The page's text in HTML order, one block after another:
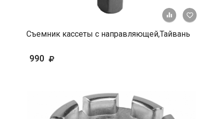
+ К
Съемник кассеты с направляющей,Тайвань
990